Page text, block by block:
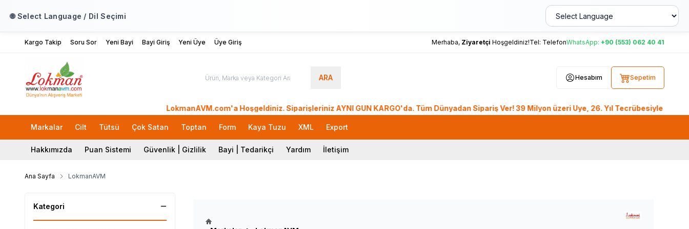
🌐 Select Language / Dil Seçimi
Kargo Takip Soru Sor Yeni Bayi Bayi Giriş Yeni Üye Üye Giriş Merhaba, Ziyaretçi Hoşgeldiniz!Tel: TelefonWhatsApp: +90 (553) 062 40 41
ARA Hesabım Sepetim
LokmanAVM.com'a Hoşgeldiniz. Siparişleriniz AYNI GÜN KARGO'da. Tüm Dünyadan Sipariş Ver! 39 Milyon üzeri Üye, 26. Yıl Tecrübesiyle
Markalar Cilt Tütsü Çok Satan Toptan Form Kaya Tuzu XML Export
Hakkımızda Puan Sistemi Güvenlik | Gizlilik Bayi | Tedarikçi Yardım İletişim
Ana Sayfa LokmanAVM
Kategori